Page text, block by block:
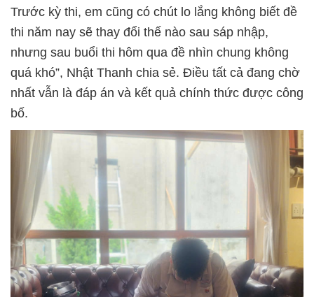
Trước kỳ thi, em cũng có chút lo lắng không biết đề
thi năm nay sẽ thay đổi thế nào sau sáp nhập,
nhưng sau buổi thi hôm qua đề nhìn chung không
quá khó”, Nhật Thanh chia sẻ. Điều tất cả đang chờ
nhất vẫn là đáp án và kết quả chính thức được công
bố.